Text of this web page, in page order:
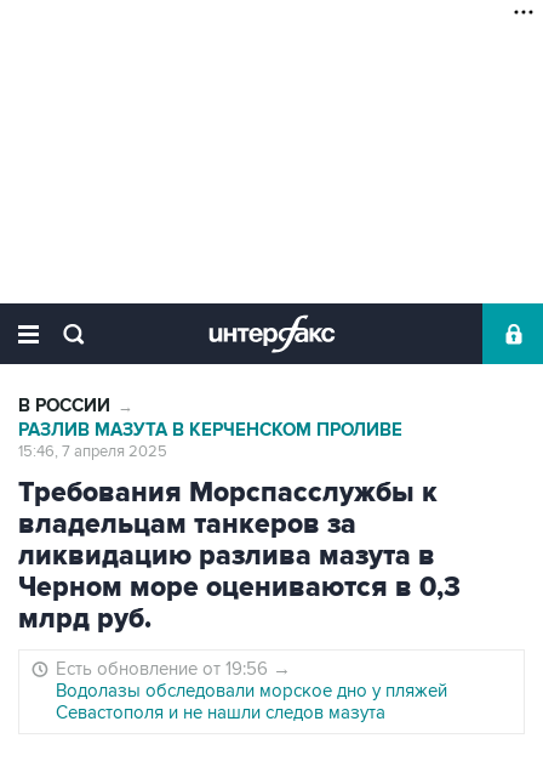
В РОССИИ →
РАЗЛИВ МАЗУТА В КЕРЧЕНСКОМ ПРОЛИВЕ
15:46, 7 апреля 2025
Требования Морспасслужбы к
владельцам танкеров за
ликвидацию разлива мазута в
Черном море оцениваются в 0,3
млрд руб.
Есть обновление от 19:56 →
Водолазы обследовали морское дно у пляжей
Севастополя и не нашли следов мазута